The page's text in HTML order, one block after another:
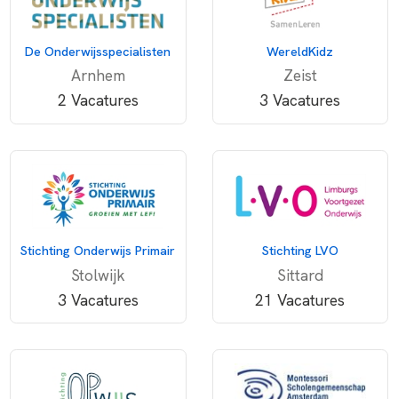
De Onderwijsspecialisten
Arnhem
2 Vacatures
WereldKidz
Zeist
3 Vacatures
Stichting Onderwijs Primair
Stolwijk
3 Vacatures
Stichting LVO
Sittard
21 Vacatures